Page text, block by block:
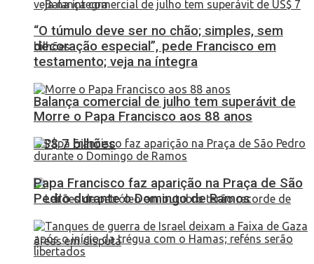
Balança comercial de julho tem superávit de
US$ 7 bilhões
“O túmulo deve ser no chão; simples, sem
decoração especial”, pede Francisco em
testamento; veja na íntegra
Morre o Papa Francisco aos 88 anos
Papa Francisco faz aparição na Praça de São
Pedro durante o Domingo de Ramos